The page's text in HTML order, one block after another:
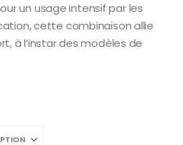
un usage intensif par les
cette combinaison allie
à l’instar des modèles de